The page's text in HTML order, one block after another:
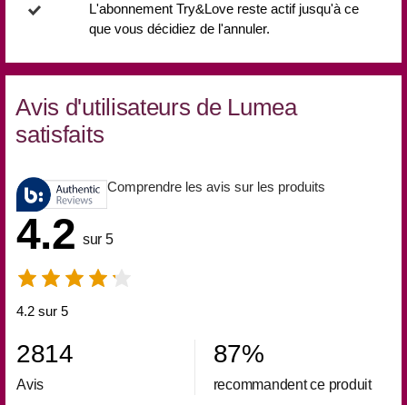
L'abonnement Try&Love reste actif jusqu'à ce
que vous décidiez de l'annuler.
Avis d'utilisateurs de Lumea
satisfaits
Comprendre les avis sur les produits
4.2 sur 5
4.2 sur 5
2814
Avis
87%
recommandent ce produit